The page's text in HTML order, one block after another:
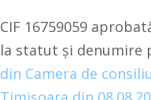
CIF 16759059
la statut și denumire
din Camera de